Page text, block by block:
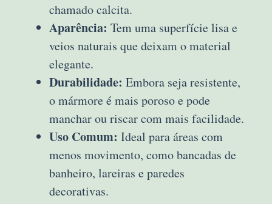
chamado calcita.
Aparência: Tem uma superfície lisa e
veios naturais que deixam o material
elegante.
Durabilidade: Embora seja resistente,
o mármore é mais poroso e pode
manchar ou riscar com mais facilidade.
Uso Comum: Ideal para áreas com
menos movimento, como bancadas de
banheiro, lareiras e paredes
decorativas.